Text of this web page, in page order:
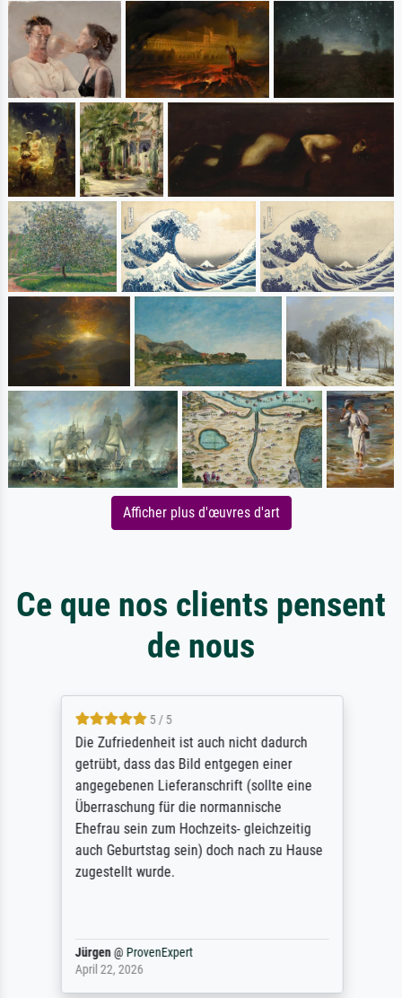
Afficher plus d'œuvres d'art
Ce que nos clients pensent
de nous
5 / 5
Die Zufriedenheit ist auch nicht dadurch
getrübt, dass das Bild entgegen einer
angegebenen Lieferanschrift (sollte eine
Überraschung für die normannische
Ehefrau sein zum Hochzeits- gleichzeitig
auch Geburtstag sein) doch nach zu Hause
zugestellt wurde.
Jürgen@ ProvenExpert
April 22, 2026